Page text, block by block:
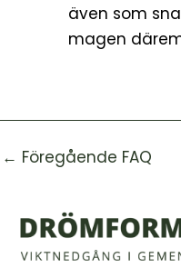
även som
magen
← Föregående FAQ